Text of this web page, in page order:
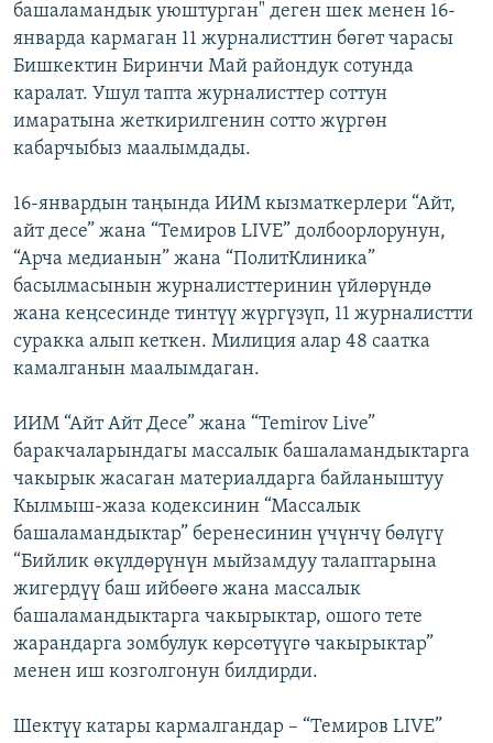
башаламандык уюштурган" деген шек менен 16-
январда кармаган 11 журналисттин бөгөт чарасы
Бишкектин Биринчи Май райондук сотунда
каралат. Ушул тапта журналисттер соттун
имаратына жеткирилгенин сотто жүргөн
кабарчыбыз маалымдады.
16-январдын таңында ИИМ кызматкерлери “Айт,
айт десе” жана “Темиров LIVE” долбоорлорунун,
“Арча медианын” жана “ПолитКлиника”
басылмасынын журналисттеринин үйлөрүндө
жана кеңсесинде тинтүү жүргүзүп, 11 журналистти
суракка алып кеткен. Милиция алар 48 саатка
камалганын маалымдаган.
ИИМ “Айт Айт Десе” жана “Temirov Live”
баракчаларындагы массалык башаламандыктарга
чакырык жасаган материалдарга байланыштуу
Кылмыш-жаза кодексинин “Массалык
башаламандыктар” беренесинин үчүнчү бөлүгү
“Бийлик өкүлдөрүнүн мыйзамдуу талаптарына
жигердүү баш ийбөөгө жана массалык
башаламандыктарга чакырыктар, ошого тете
жарандарга зомбулук көрсөтүүгө чакырыктар”
менен иш козголгонун билдирди.
Шектүү катары кармалгандар – “Темиров LIVE”